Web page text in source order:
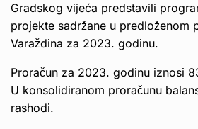
Gradskog vijeća predstavili
projekte sadržane u predloženom
Varaždina za 2023. godinu.
Proračun za 2023. godinu iznosi
U konsolidiranom proračunu
rashodi.